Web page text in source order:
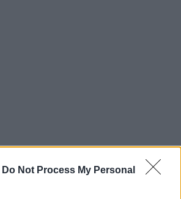
Do Not Process My Personal